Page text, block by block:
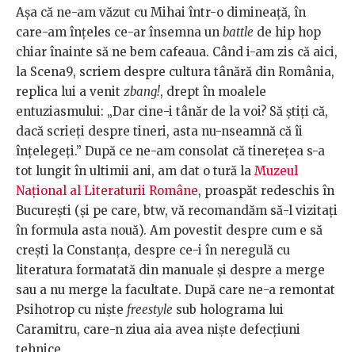
Așa că ne-am văzut cu Mihai într-o dimineață, în
care-am înțeles ce-ar însemna un battle de hip hop
chiar înainte să ne bem cafeaua. Când i-am zis că aici,
la Scena9, scriem despre cultura tânără din România,
replica lui a venit zbang!, drept în moalele
entuziasmului: „Dar cine-i tânăr de la voi? Să știți că,
dacă scrieți despre tineri, asta nu-nseamnă că îi
înțelegeți.” După ce ne-am consolat că tinerețea s-a
tot lungit în ultimii ani, am dat o tură la Muzeul
Național al Literaturii Române, proaspăt redeschis în
București (și pe care, btw, vă recomandăm să-l vizitați
în formula asta nouă). Am povestit despre cum e să
crești la Constanța, despre ce-i în neregulă cu
literatura formatată din manuale și despre a merge
sau a nu merge la facultate. După care ne-a remontat
Psihotrop cu niște freestyle sub holograma lui
Caramitru, care-n ziua aia avea niște defecțiuni